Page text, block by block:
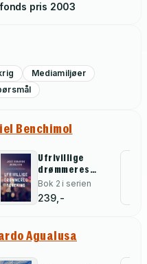
pris 2003
Mediamiljøer
Benchimol
Ufrivillige
drømmeres
forening
Bok 2 i serien
239,-
Agualusa